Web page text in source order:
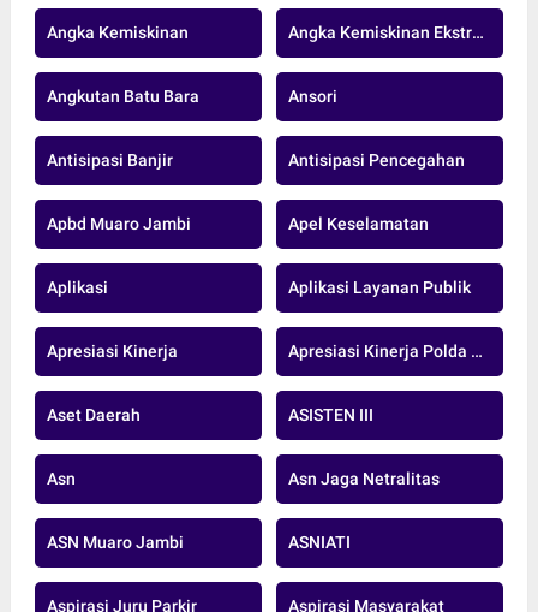
Angka Kemiskinan Angka Kemiskinan Ekstrem
Angkutan Batu Bara Ansori
Antisipasi Banjir Antisipasi Pencegahan
Apbd Muaro Jambi Apel Keselamatan
Aplikasi Aplikasi Layanan Publik
Apresiasi Kinerja Apresiasi Kinerja Polda Jambi
Aset Daerah ASISTEN III
Asn Asn Jaga Netralitas
ASN Muaro Jambi ASNIATI
Aspirasi Juru Parkir Aspirasi Masyarakat